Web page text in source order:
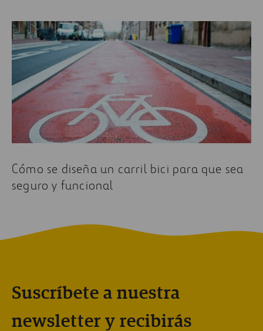
Cómo se diseña un carril bici para que sea
seguro y funcional
Suscríbete a nuestra
newsletter y recibirás